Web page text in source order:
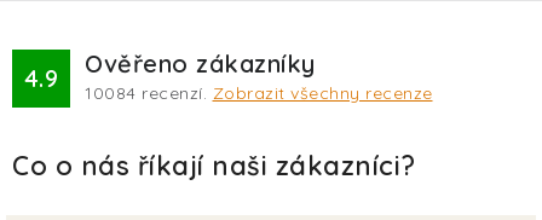
4.9 Ověřeno zákazníky
10084 recenzí. Zobrazit všechny recenze